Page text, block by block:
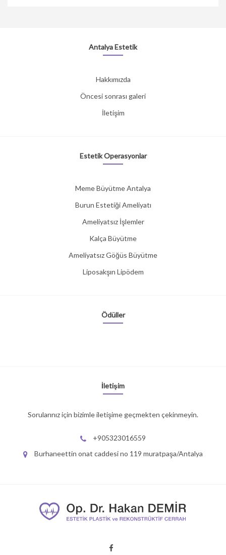
Antalya Estetik
Hakkımızda
Öncesi sonrası galeri
İletişim
Estetik Operasyonlar
Meme Büyütme Antalya
Burun Estetiği Ameliyatı
Ameliyatsız İşlemler
Kalça Büyütme
Ameliyatsız Göğüs Büyütme
Liposakşın Lipödem
Ödüller
İletişim
Sorularınız için bizimle iletişime geçmekten çekinmeyin.
+905323016559
Burhaneettin onat caddesi no 119 muratpaşa/Antalya